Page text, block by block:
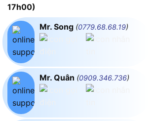
17h00)
Mr. Song (0779.68.68.19)
Mr. Quân (0909.346.736)